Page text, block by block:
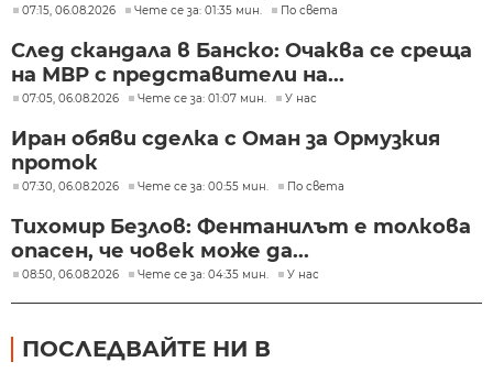
07:15, 06.08.2026 Чете се за: 01:35 мин. По света
След скандала в Банско: Очаква се среща
на МВР с представители на...
07:05, 06.08.2026 Чете се за: 01:07 мин. У нас
Иран обяви сделка с Оман за Ормузкия
проток
07:30, 06.08.2026 Чете се за: 00:55 мин. По света
Тихомир Безлов: Фентанилът е толкова
опасен, че човек може да...
08:50, 06.08.2026 Чете се за: 04:35 мин. У нас
ПОСЛЕДВАЙТЕ НИ В